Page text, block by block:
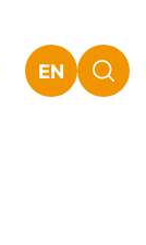
EN